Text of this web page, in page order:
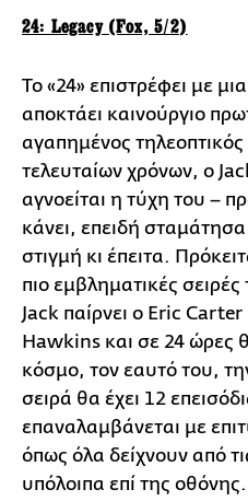
24: Legacy (Fox, 5/2)
To «24» επιστρέφει με
αποκτάει καινούργιο
αγαπημένος
τελευταίων χρόνων, ο
αγνοείται η τύχη του –
κάνει, επειδή
στιγμή κι έπειτα.
πιο εμβληματικές
Jack παίρνει ο Eric
Hawkins και σε 24 ώρες
κόσμο, τον εαυτό του,
σειρά θα έχει 12
επαναλαμβάνεται με
όπως όλα δείχνουν από
υπόλοιπα επί της οθόνης.